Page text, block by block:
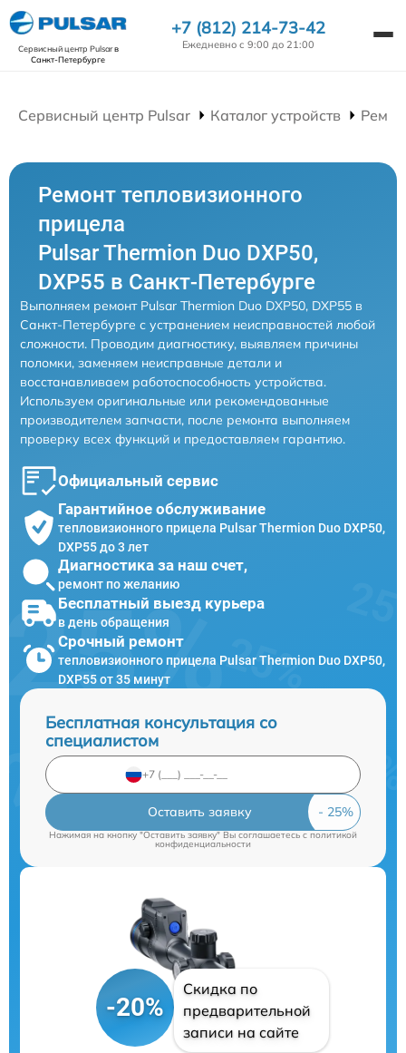
Сервисный центр Pulsarв
Санкт-Петербурге
+7 (812) 214-73-42
Ежедневно с 9:00 до 21:00
Сервисный центр Pulsar Каталог устройств
Ремонт тепловизионного
прицела
Pulsar Thermion Duo DXP50,
DXP55 в Санкт-Петербурге
Выполняем ремонт Pulsar Thermion Duo DXP50, DXP55 в
Санкт-Петербурге с устранением неисправностей любой
сложности. Проводим диагностику, выявляем причины
поломки, заменяем неисправные детали и
восстанавливаем работоспособность устройства.
Используем оригинальные или рекомендованные
производителем запчасти, после ремонта выполняем
проверку всех функций и предоставляем гарантию.
Официальный сервис
Гарантийное обслуживание
тепловизионного прицела Pulsar Thermion Duo DXP50,
DXP55 до 3 лет
Диагностика за наш счет,
ремонт по желанию
Бесплатный выезд курьера
в день обращения
Срочный ремонт
тепловизионного прицела Pulsar Thermion Duo DXP50,
DXP55 от 35 минут
Бесплатная консультация со
специалистом
Оставить заявку
Нажимая на кнопку "Оставить заявку" Вы соглашаетесь cполитикой
конфиденциальности
-20%
Скидка по
предварительной
записи на сайте